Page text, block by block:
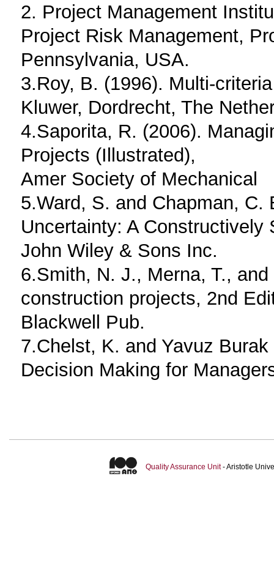
2. Project Management
Project Risk Management,
Pennsylvania, USA.
3.Roy, B. (1996). Multi-
Kluwer, Dordrecht, The
4.Saporita, R. (2006).
Projects (Illustrated),
Amer Society of Mechanical
5.Ward, S. and Chapman,
Uncertainty: A
John Wiley & Sons Inc.
6.Smith, N. J., Merna, T.,
construction projects, 2nd
Blackwell Pub.
7.Chelst, K. and Yavuz
Decision Making for
Quality Assurance Unit- Aristotle